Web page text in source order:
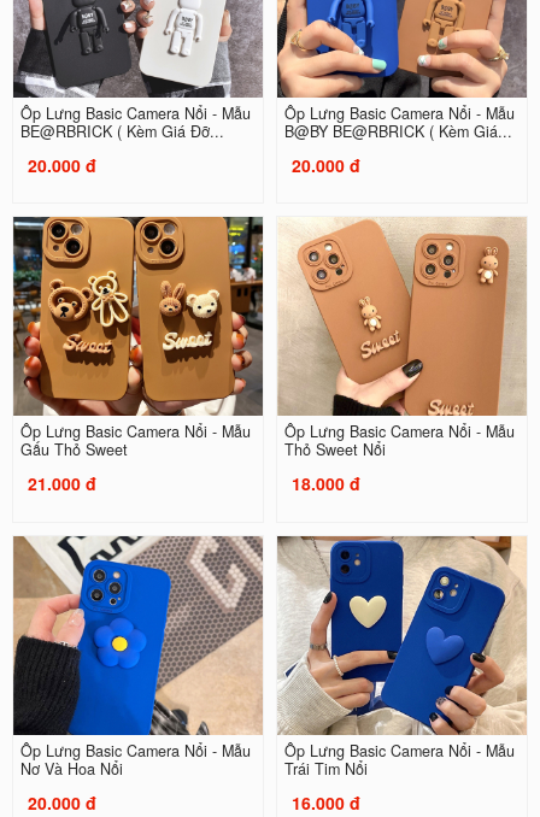
Ốp Lưng Basic Camera Nổi - Mẫu
BE@RBRICK ( Kèm Giá Đỡ...
20.000 đ
Ốp Lưng Basic Camera Nổi - Mẫu
B@BY BE@RBRICK ( Kèm Giá...
20.000 đ
Ốp Lưng Basic Camera Nổi - Mẫu
Gấu Thỏ Sweet
21.000 đ
Ốp Lưng Basic Camera Nổi - Mẫu
Thỏ Sweet Nổi
18.000 đ
Ốp Lưng Basic Camera Nổi - Mẫu
Nơ Và Hoa Nổi
20.000 đ
Ốp Lưng Basic Camera Nổi - Mẫu
Trái Tim Nổi
16.000 đ